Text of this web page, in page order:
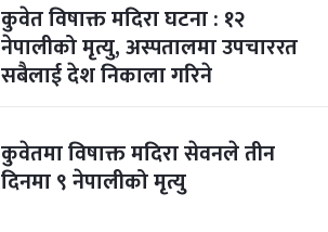
कुवेत विषाक्त मदिरा घटना : १२
नेपालीको मृत्यु, अस्पतालमा उपचाररत
सबैलाई देश निकाला गरिने
कुवेतमा विषाक्त मदिरा सेवनले तीन
दिनमा ९ नेपालीको मृत्यु